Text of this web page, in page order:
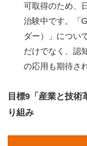
可取得のため、
治験中です。「
ダー）」につい
だけでなく、認
の応用も期待さ
目標9「産業と技術
り組み